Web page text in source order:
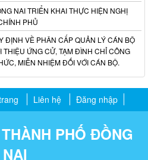
NAI TRIỂN KHAI THỰC HIỆN NGHỊ
PHỦ
ĐỊNH VỀ PHÂN CẤP QUẢN LÝ CÁN BỘ
THIỆU ỨNG CỬ, TẠM ĐÌNH CHỈ CÔNG
MIỄN NHIỆM ĐỐI VỚI CÁN BỘ.
Liên hệ Đăng nhập
PHỐ ĐỒNG
NAI